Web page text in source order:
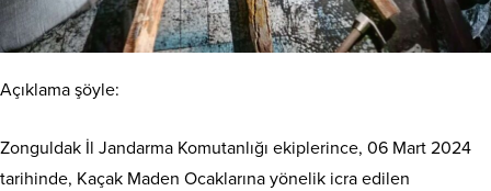
Açıklama şöyle:
Zonguldak İl Jandarma Komutanlığı ekiplerince, 06 Mart 2024
tarihinde, Kaçak Maden Ocaklarına yönelik icra edilen